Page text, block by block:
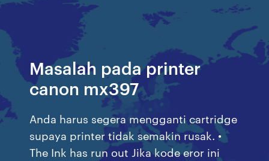
Masalah pada printer
canon mx397
Anda harus segera mengganti cartridge
supaya printer tidak semakin rusak. •
The Ink has run out Jika kode eror ini